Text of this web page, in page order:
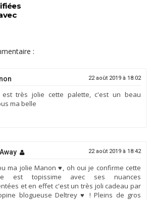
:
22 août 2019 à 18:02
est très jolie cette palette, c'est un beau
ma belle
22 août 2019 à 18:42
ma jolie Manon ♥, oh oui je confirme cette
est topissime avec ses nuances
et en effet c'est un très joli cadeau par
blogueuse Deltrey ♥ ! Pleins de gros